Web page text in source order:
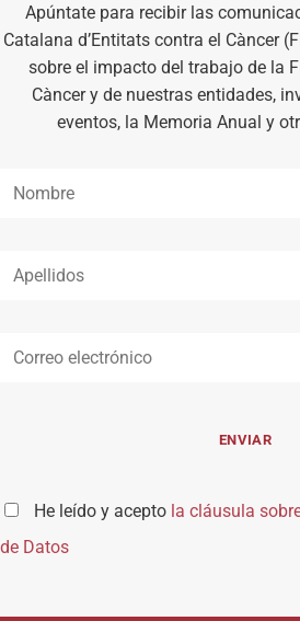
Apúntate para recibir las
Catalana d’Entitats contra el Càncer
sobre el impacto del trabajo de la
Càncer y de nuestras entidades,
eventos, la Memoria Anual y
He leído y acepto la cláusula
de Datos